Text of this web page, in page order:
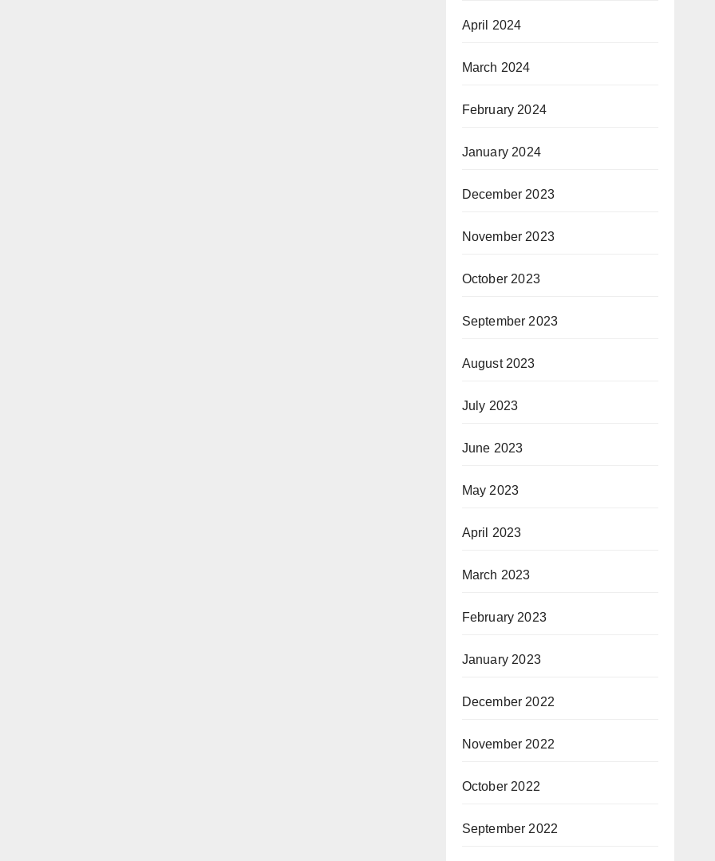
April 2024
March 2024
February 2024
January 2024
December 2023
November 2023
October 2023
September 2023
August 2023
July 2023
June 2023
May 2023
April 2023
March 2023
February 2023
January 2023
December 2022
November 2022
October 2022
September 2022